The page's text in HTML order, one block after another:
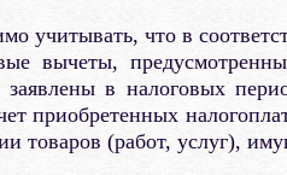
учитывать, что в
вычеты,
в налоговых
приобретенных
товаров (работ, услуг),